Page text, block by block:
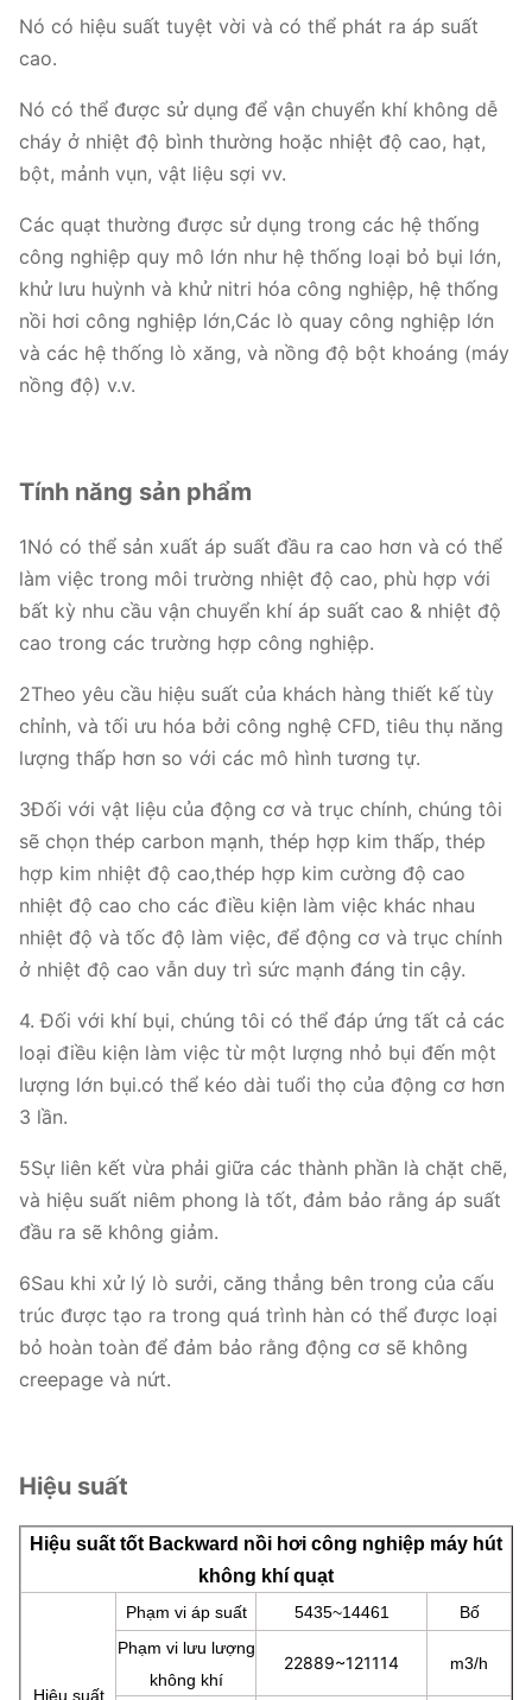
Nó có hiệu suất tuyệt vời và có thể phát ra áp suất
cao.
Nó có thể được sử dụng để vận chuyển khí không dễ
cháy ở nhiệt độ bình thường hoặc nhiệt độ cao, hạt,
bột, mảnh vụn, vật liệu sợi vv.
Các quạt thường được sử dụng trong các hệ thống
công nghiệp quy mô lớn như hệ thống loại bỏ bụi lớn,
khử lưu huỳnh và khử nitri hóa công nghiệp, hệ thống
nồi hơi công nghiệp lớn,Các lò quay công nghiệp lớn
và các hệ thống lò xăng, và nồng độ bột khoáng (máy
nồng độ) v.v.
Tính năng sản phẩm
1Nó có thể sản xuất áp suất đầu ra cao hơn và có thể
làm việc trong môi trường nhiệt độ cao, phù hợp với
bất kỳ nhu cầu vận chuyển khí áp suất cao & nhiệt độ
cao trong các trường hợp công nghiệp.
2Theo yêu cầu hiệu suất của khách hàng thiết kế tùy
chỉnh, và tối ưu hóa bởi công nghệ CFD, tiêu thụ năng
lượng thấp hơn so với các mô hình tương tự.
3Đối với vật liệu của động cơ và trục chính, chúng tôi
sẽ chọn thép carbon mạnh, thép hợp kim thấp, thép
hợp kim nhiệt độ cao,thép hợp kim cường độ cao
nhiệt độ cao cho các điều kiện làm việc khác nhau
nhiệt độ và tốc độ làm việc, để động cơ và trục chính
ở nhiệt độ cao vẫn duy trì sức mạnh đáng tin cậy.
4. Đối với khí bụi, chúng tôi có thể đáp ứng tất cả các
loại điều kiện làm việc từ một lượng nhỏ bụi đến một
lượng lớn bụi.có thể kéo dài tuổi thọ của động cơ hơn
3 lần.
5Sự liên kết vừa phải giữa các thành phần là chặt chẽ,
và hiệu suất niêm phong là tốt, đảm bảo rằng áp suất
đầu ra sẽ không giảm.
6Sau khi xử lý lò sưởi, căng thẳng bên trong của cấu
trúc được tạo ra trong quá trình hàn có thể được loại
bỏ hoàn toàn để đảm bảo rằng động cơ sẽ không
creepage và nứt.
Hiệu suất
Hiệu suất tốt Backward nồi hơi công nghiệp máy hút
không khí quạt
Hiệu suất
Phạm vi áp suất 5435~14461
Bố
Phạm vi lưu lượng
không khí
22889~121114 m3/h